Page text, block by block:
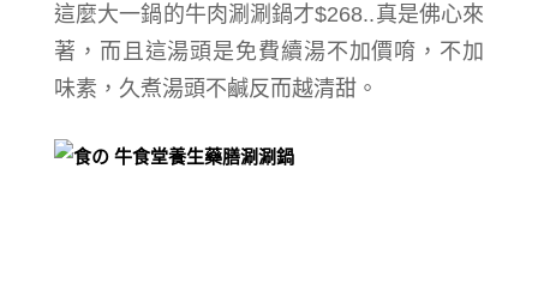
這麼大一鍋的牛肉 涮涮鍋才$268..真是佛心來
著，而且這湯頭是免費續湯不加價唷，不加
味素，久煮湯頭不鹹反而越清甜。